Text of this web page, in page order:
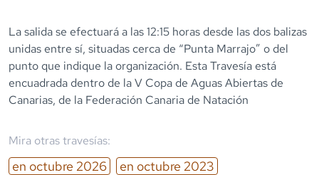
La salida se efectuará a las 12:15 horas desde las dos balizas
unidas entre sí, situadas cerca de “Punta Marrajo” o del
punto que indique la organización. Esta Travesía está
encuadrada dentro de la V Copa de Aguas Abiertas de
Canarias, de la Federación Canaria de Natación
Mira otras travesías:
en octubre 2026 en octubre 2023